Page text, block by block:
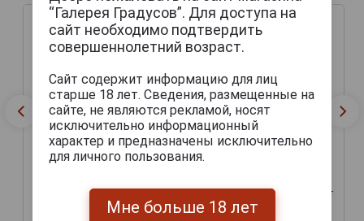
Lezak Пиво Ческе
Властництви Светли
Лежак 0.5л
Lezak Пиво Ческе Грдост
Светли Лежак 0.5л
“Галерея Градусов”. Для доступа на
сайт необходимо подтвердить
совершеннолетний возраст.
Сайт содержит информацию для лиц
старше 18 лет. Сведения, размещенные на
сайте, не являются рекламой, носят
исключительно информационный
характер и предназначены исключительно
для личного пользования.
Мне больше 18 лет